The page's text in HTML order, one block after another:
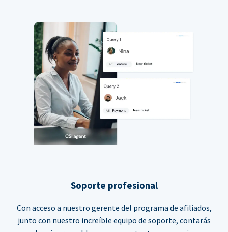
Soporte profesional
Con acceso a nuestro gerente del programa de afiliados,
junto con nuestro increíble equipo de soporte, contarás